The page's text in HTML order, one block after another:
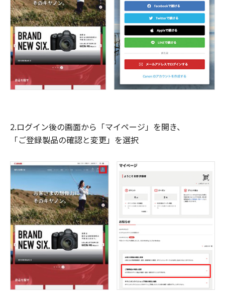
2.ログイン後の画面から「マイページ」を開き、
「ご登録製品の確認と変更」を選択